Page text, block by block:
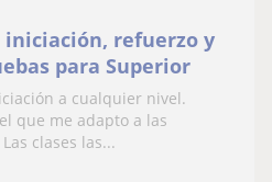
iniciación, refuerzo y
para Superior
a cualquier nivel.
que me adapto a las
clases las...